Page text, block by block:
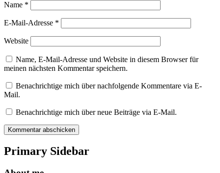
Name *
E-Mail-Adresse *
Website
Name, E-Mail-Adresse und Website in diesem Browser für
meinen nächsten Kommentar speichern.
Benachrichtige mich über nachfolgende Kommentare via E-
Mail.
Benachrichtige mich über neue Beiträge via E-Mail.
Primary Sidebar